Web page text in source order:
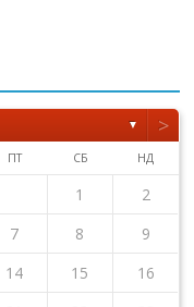
▼ >
ПТ СБ НД
1
2
7 8
9
14 15
16